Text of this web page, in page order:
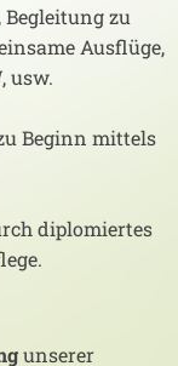
zu
Ausflüge,
usw.
Beginn mittels
diplomiertes
unserer